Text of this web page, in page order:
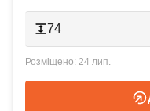
сусіди забудовані.
поруч у сусідів. До
24 лип.
74